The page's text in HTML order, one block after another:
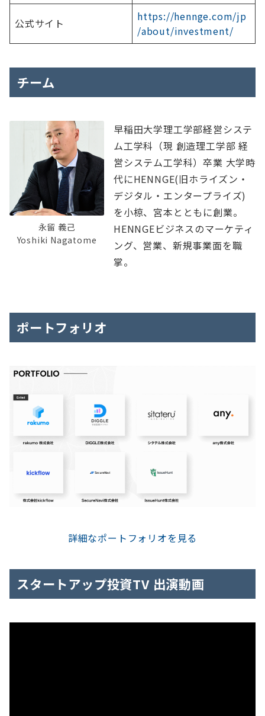
公式サイト
https://hennge.com/jp
/about/investment/
チーム
永留 義⼰
Yoshiki Nagatome
早稲⽥⼤学理⼯学部経営システ
ム⼯学科（現 創造理⼯学部 経
営システム⼯学科）卒業 ⼤学時
代にHENNGE(旧ホライズン・
デジタル・エンタープライズ)
を⼩椋、宮本とともに創業。
HENNGEビジネスのマーケティ
ング、営業、新規事業⾯を職
掌。
ポートフォリオ
詳細なポートフォリオを見る
スタートアップ投資TV 出演動画